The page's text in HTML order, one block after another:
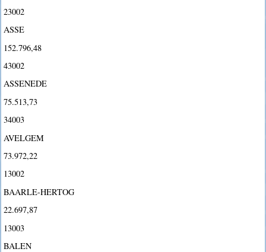
23002
ASSE
152.796,48
43002
ASSENEDE
75.513,73
34003
AVELGEM
73.972,22
13002
BAARLE-HERTOG
22.697,87
13003
BALEN